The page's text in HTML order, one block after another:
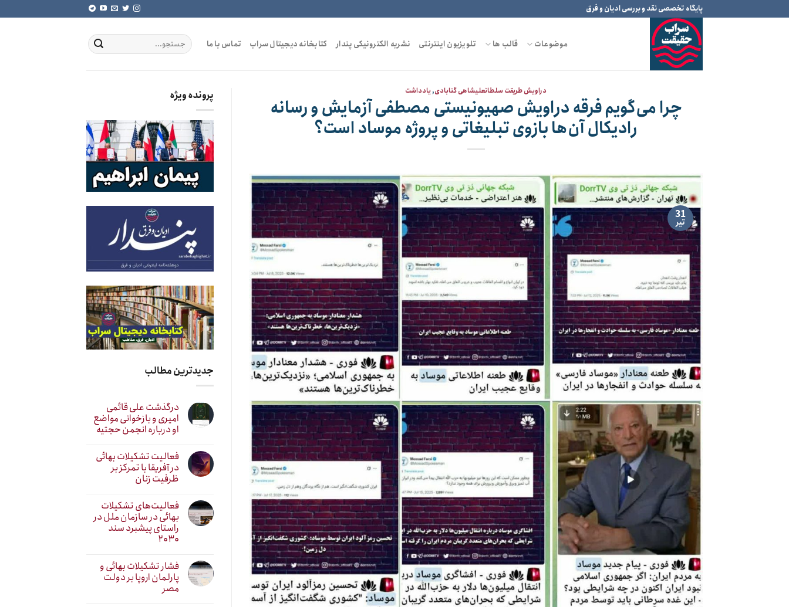
to
پایگاه تخصصی نقد و بررسی ادیان و فرق
موضوعات قالب ها تلویزیون اینترنتی نشریه الکترونیکی پندار کتابخانه دیجیتال سراب تماس با ما
دراویش طریقت سلطانعلیشاهی گنابادی,یادداشت
چرا می‌گویم فرقه دراویش صهیونیستی مصطفی آزمایش و رسانه
رادیکال آن‌ها بازوی تبلیغاتی و پروژه موساد است؟
31
تیر
پرونده ویژه
جدیدترین مطالب
درگذشت علی قائمی
امیری و بازخوانی مواضع
او درباره انجمن حجتیه
فعالیت تشکیلات بهائی
در آفریقا با تمرکز بر
ظرفیت زنان
فعالیت‌های تشکیلات
بهائی در سازمان ملل در
راستای پیشبرد سند
۲۰۳۰
فشار تشکیلات بهائی و
پارلمان اروپا بر دولت
مصر